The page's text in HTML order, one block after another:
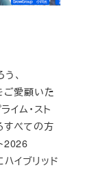
、
愛顧いた
イム・スト
すべての方
2026
イブリッド